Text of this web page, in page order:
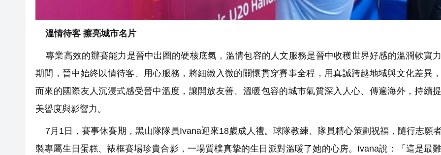
溫情待客 擦亮城市名片
專業高效的辦賽能力是晉中出圈的硬核底氣，溫情包容的人文服務是晉中收穫世界好感的溫潤軟實
期間，晉中始終以情待客、用心服務，將細緻入微的關懷貫穿賽事全程，用真誠跨越地域與文化差異
而來的國際友人沉浸式感受晉中溫度，讓開放友善、溫暖包容的城市氣質深入人心、傳遍海外，持續
美譽度與影響力。
7月1日，賽事休賽期，黑山隊隊員Ivana迎來18歲成人禮。球隊教練、隊員精心策劃祝福，隨行志願
製專屬生日蛋糕、裱框賽場珍貴合影，一場質樸真摯的生日派對溫暖了她的心房。Ivana說：「這是最